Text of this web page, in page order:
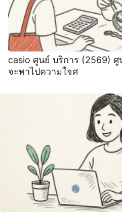
casio ศูนย์ บริการ (2569)
จะพาไปความใจศ